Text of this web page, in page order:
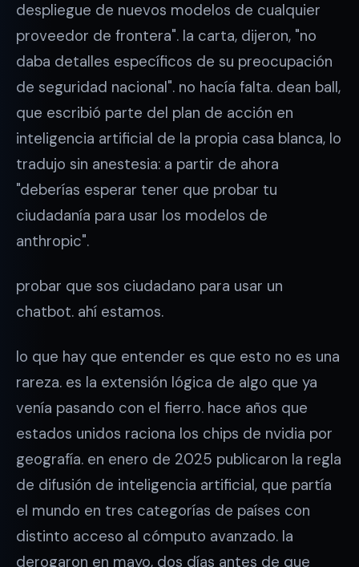
despliegue de nuevos modelos de cualquier
proveedor de frontera". la carta, dijeron, "no
daba detalles específicos de su preocupación
de seguridad nacional". no hacía falta. dean ball,
que escribió parte del plan de acción en
inteligencia artificial de la propia casa blanca, lo
tradujo sin anestesia: a partir de ahora
"deberías esperar tener que probar tu
ciudadanía para usar los modelos de
anthropic".
probar que sos ciudadano para usar un
chatbot. ahí estamos.
lo que hay que entender es que esto no es una
rareza. es la extensión lógica de algo que ya
venía pasando con el fierro. hace años que
estados unidos raciona los chips de nvidia por
geografía. en enero de 2025 publicaron la regla
de difusión de inteligencia artificial, que partía
el mundo en tres categorías de países con
distinto acceso al cómputo avanzado. la
derogaron en mayo, dos días antes de que